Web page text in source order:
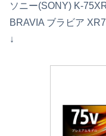
ソニー(SONY) K-
BRAVIA ブラビア
↓